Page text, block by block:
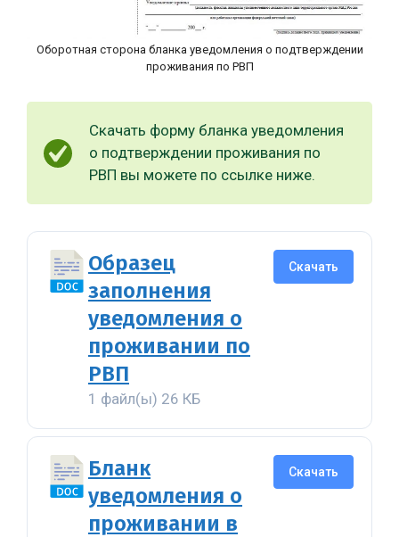
Оборотная сторона бланка уведомления о подтверждении
проживания по РВП
Скачать форму бланка уведомления
о подтверждении проживания по
РВП вы можете по ссылке ниже.
Образец
заполнения
уведомления о
проживании по
РВП
1 файл(ы) 26 КБ
Скачать
Бланк
уведомления о
проживании в
Скачать